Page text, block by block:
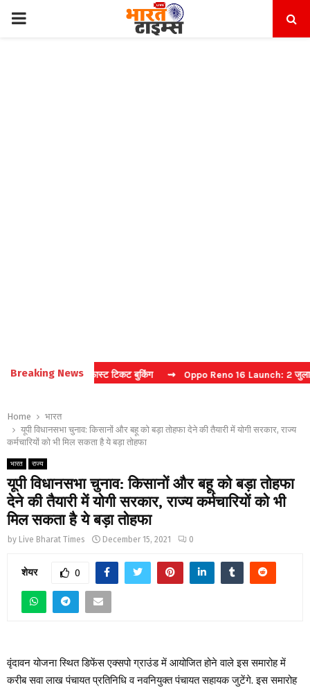
PRIMARY
Breaking News
कैप्चा करें फास्ट टिकट बुकिंग ⇝ Oppo Reno 16 Launch: 2 जुलाई को
Home
भारत
यूपी विधानसभा चुनाव: किसानों और बहू को बड़ा तोहफा देने की तैयारी में योगी सरकार, राज्य
कर्मचारियों को भी मिल सकता है ये बड़ा तोहफा
भारत राज्य
यूपी विधानसभा चुनाव: किसानों और बहू को बड़ा तोहफा
देने की तैयारी में योगी सरकार, राज्य कर्मचारियों को भी
मिल सकता है ये बड़ा तोहफा
by Live Bharat Times December 15, 2021 0
शेयर 0
वृंदावन योजना स्थित डिफेंस एक्सपो ग्राउंड में आयोजित होने वाले इस समारोह में
करीब सवा लाख पंचायत प्रतिनिधि व नवनियुक्त पंचायत सहायक जुटेंगे. इस समारोह